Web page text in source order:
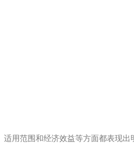
范围和经济效益等方面都表现出